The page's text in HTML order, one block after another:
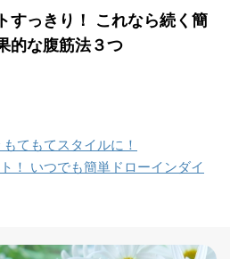
すっきり！ これなら続く簡
的な腹筋法３つ
てもてスタイルに！
！ いつでも簡単ドローインダイ